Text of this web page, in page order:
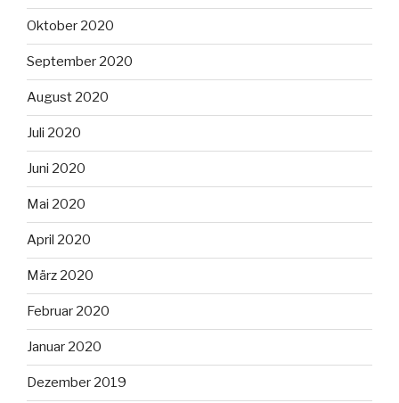
Oktober 2020
September 2020
August 2020
Juli 2020
Juni 2020
Mai 2020
April 2020
März 2020
Februar 2020
Januar 2020
Dezember 2019